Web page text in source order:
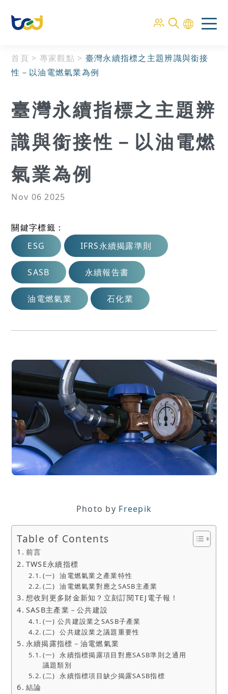
首頁 > 專家觀點 > 臺灣永續指標之主題辨識與銜接
性－以油電燃氣業為例
臺灣永續指標之主題辨
識與銜接性－以油電燃
氣業為例
Nov 06 2025
關鍵字標籤：
ESG
IFRS永續揭露準則
SASB 永續報告書
油電燃氣業 石化業
Photo by Freepik
Table of Contents
前言
TWSE永續指標
(一) 油電燃氣業之產業特性
(二) 油電燃氣業對應之SASB主產業
想收到更多財金新知？立刻訂閱TEJ電子報！
SASB主產業－公共建設
(一) 公共建設業之SASB子產業
(二) 公共建設業之議題重要性
永續揭露指標－油電燃氣業
(一) 永續指標揭露項目對應SASB準則之通用
議題類別
(二) 永續指標項目缺少揭露SASB指標
結論